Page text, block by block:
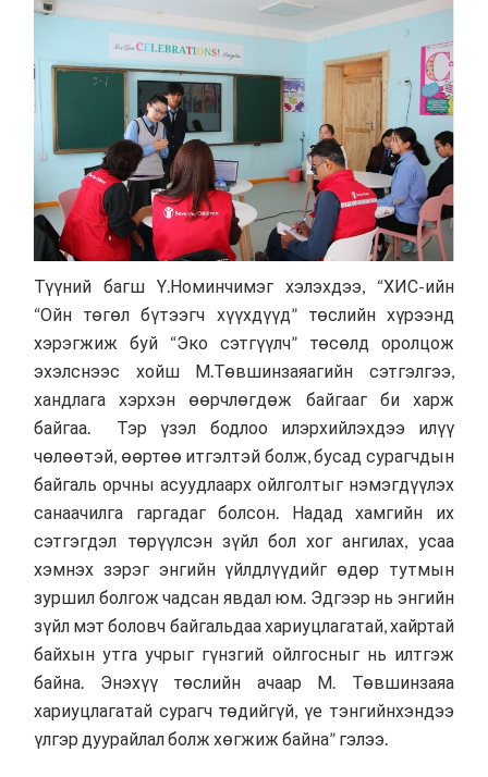
Түүний багш Ү.Номинчимэг хэлэхдээ, “ХИС-ийн
“Ойн төгөл бүтээгч хүүхдүүд” төслийн хүрээнд
хэрэгжиж буй “Эко сэтгүүлч” төсөлд оролцож
эхэлснээс хойш М.Төвшинзаяагийн сэтгэлгээ,
хандлага хэрхэн өөрчлөгдөж байгааг би харж
байгаа. Тэр үзэл бодлоо илэрхийлэхдээ илүү
чөлөөтэй, өөртөө итгэлтэй болж, бусад сурагчдын
байгаль орчны асуудлаарх ойлголтыг нэмэгдүүлэх
санаачилга гаргадаг болсон. Надад хамгийн их
сэтгэгдэл төрүүлсэн зүйл бол хог ангилах, усаа
хэмнэх зэрэг энгийн үйлдлүүдийг өдөр тутмын
зуршил болгож чадсан явдал юм. Эдгээр нь энгийн
зүйл мэт боловч байгальдаа хариуцлагатай, хайртай
байхын утга учрыг гүнзгий ойлгосныг нь илтгэж
байна. Энэхүү төслийн ачаар М. Төвшинзаяа
хариуцлагатай сурагч төдийгүй, үе тэнгийнхэндээ
үлгэр дуурайлал болж хөгжиж байна” гэлээ.